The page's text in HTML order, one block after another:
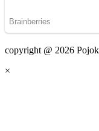
copyright @ 2026
×